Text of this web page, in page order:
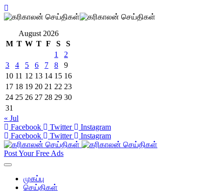
August 2026
M T W T F S
S
1
2
3
4 5 6 7 8
9
10 11 12 13 14 15 16
17 18 19 20 21 22 23
24 25 26 27 28 29 30
31
« Jul
Facebook
Twitter
Instagram
Facebook
Twitter Instagram
Post Your Free Ads
முகப்பு
செய்திகள்